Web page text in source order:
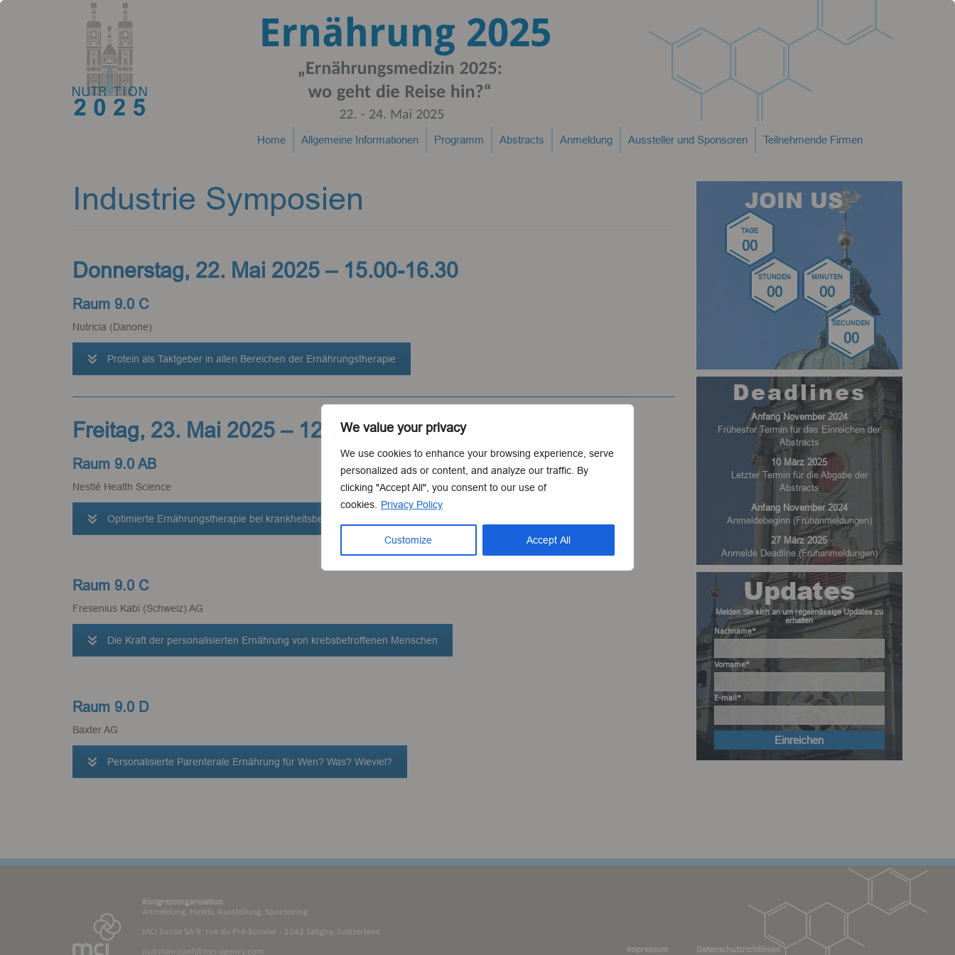
We value your privacy
We use cookies to enhance your browsing experience, serve
personalized ads or content, and analyze our traffic. By
clicking "Accept All", you consent to our use of
cookies.
Privacy Policy
Customize Accept All
Home Allgemeine Informationen Programm Abstracts Anmeldung Aussteller und Sponsoren Teilnehmende Firmen
Industrie Symposien
Donnerstag, 22. Mai 2025 – 15.00-16.30
Raum 9.0 C
Nutricia (Danone)
Protein als Taktgeber in allen Bereichen der Ernährungstherapie
Freitag, 23. Mai 2025 – 12.45-14.15
Raum 9.0 AB
Nestlé Health Science
Optimierte Ernährungstherapie bei krankheitsbedingter Mangelernährung
Raum 9.0 C
Fresenius Kabi (Schweiz) AG
Die Kraft der personalisierten Ernährung von krebsbetroffenen Menschen
Raum 9.0 D
Baxter AG
Personalisierte Parenterale Ernährung für Wen? Was? Wieviel?
JOIN US
TAGE
00
STUNDEN
00
MINUTEN
00
SECUNDEN
00
Deadlines
Anfang November 2024
Frühester Termin für das Einreichen der
Abstracts
10 März 2025
Letzter Termin für die Abgabe der
Abstracts
Anfang November 2024
Anmeldebeginn (Frühanmeldungen)
27 März 2025
Anmelde Deadline (Frühanmeldungen)
Updates
Melden Sie sich an um regelmässige Updates zu
erhalten
Nachname*
Vorname*
E-mail*
Kongressorganisation
Anmeldung, Hotels, Ausstellung, Sponsoring
MCI Suisse SA 9, rue du Pré-Bouvier - 1242 Satigny, Switzerland
nutrition.conf@mci-agency.com Impressum Datenschutzrichtlinien